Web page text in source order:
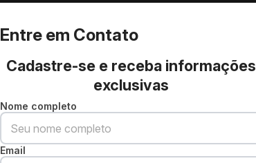
Entre em Contato
Cadastre-se e receba informações
exclusivas
Nome completo
Email